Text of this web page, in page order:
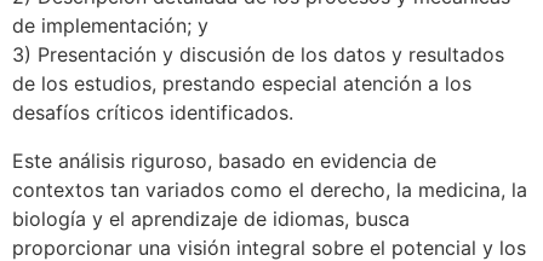
de implementación; y
3) Presentación y discusión de los datos y resultados
de los estudios, prestando especial atención a los
desafíos críticos identificados.
Este análisis riguroso, basado en evidencia de
contextos tan variados como el derecho, la medicina, la
biología y el aprendizaje de idiomas, busca
proporcionar una visión integral sobre el potencial y los